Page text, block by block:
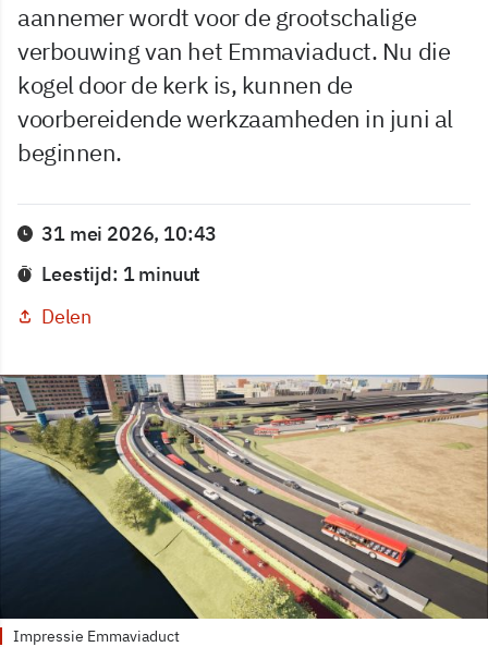
aannemer wordt voor de grootschalige
verbouwing van het Emmaviaduct. Nu die
kogel door de kerk is, kunnen de
voorbereidende werkzaamheden in juni al
beginnen.
31 mei 2026, 10:43
Leestijd: 1 minuut
Delen
Impressie Emmaviaduct